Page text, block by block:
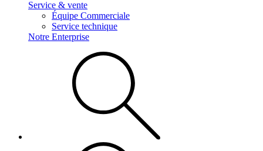
Service & vente
Équipe Commerciale
Service technique
Notre Enterprise